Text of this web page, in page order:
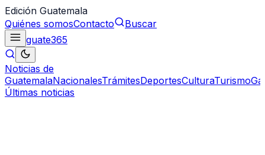
Edición Guatemala
Quiénes somosContacto
Buscar
guate365
Noticias de
GuatemalaNacionalesTrámitesDeportesCulturaTurismo
Últimas noticias